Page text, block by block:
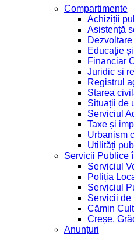
Compartimente
Achiziții
Asistență
Educație
Financiar
Juridic si
Registrul
Starea
Situații de
Serviciul
Taxe și
Urbanism
Utilități
Servicii Publice
Serviciul
Poliția
Serviciul
Servicii de
Cămin
Creșe,
Anunțuri